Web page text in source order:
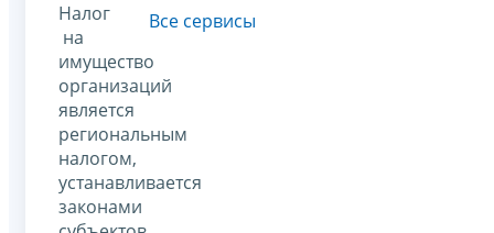
Налог
на
имущество
организаций
является
региональным
налогом,
устанавливается
законами
Все сервисы